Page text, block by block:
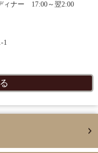
ィナー 17:00～翌2:00
1